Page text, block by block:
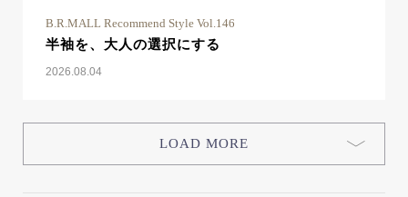
B.R.MALL Recommend Style Vol.146
半袖を、大人の選択にする
2026.08.04
LOAD MORE